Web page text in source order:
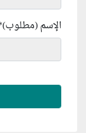
الإسم (مطلوب)